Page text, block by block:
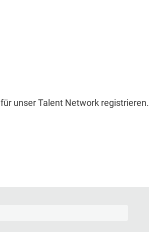
für unser Talent Network registrieren.